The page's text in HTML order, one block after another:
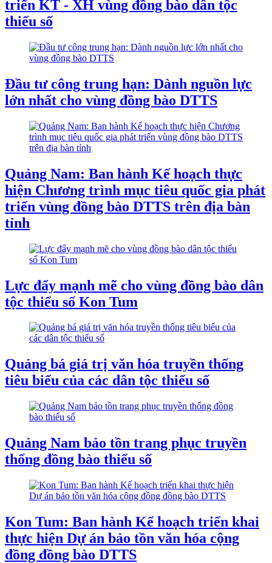
triển KT - XH vùng đồng bào dân tộc
thiểu số
Đầu tư công trung hạn: Dành nguồn lực
lớn nhất cho vùng đồng bào DTTS
Quảng Nam: Ban hành Kế hoạch thực
hiện Chương trình mục tiêu quốc gia phát
triển vùng đồng bào DTTS trên địa bàn
tỉnh
Lực đẩy mạnh mẽ cho vùng đồng bào dân
tộc thiểu số Kon Tum
Quảng bá giá trị văn hóa truyền thống
tiêu biểu của các dân tộc thiểu số
Quảng Nam bảo tồn trang phục truyền
thống đồng bào thiểu số
Kon Tum: Ban hành Kế hoạch triển khai
thực hiện Dự án bảo tồn văn hóa cộng
đồng đồng bào DTTS